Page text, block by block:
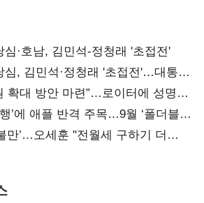
·호남, 김민석-정청래 '초접전'
, 김민석·정청래 '초접전'…대통령
'(종합)
확대 방안 마련”…로이터에 성명
’에 애플 반격 주목…9월 ‘폴더블
만’…오세훈 "전월세 구하기 더